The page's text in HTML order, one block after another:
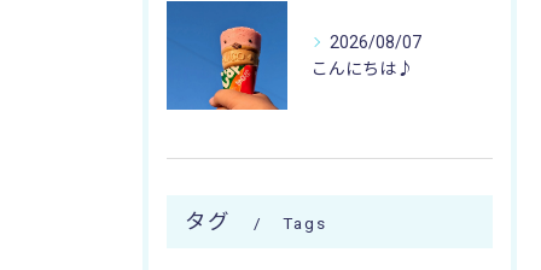
2026/08/07
こんにちは♪
タグ Tags